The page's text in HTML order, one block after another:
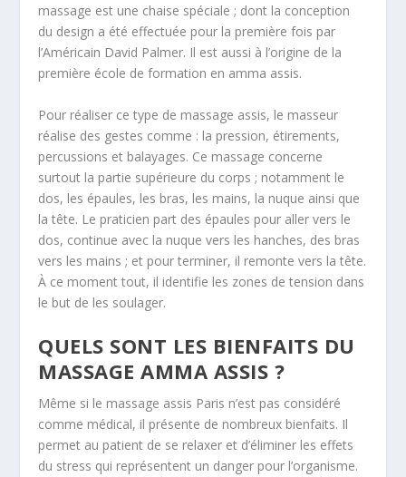
massage est une chaise spéciale ; dont la conception
du design a été effectuée pour la première fois par
l’Américain David Palmer. Il est aussi à l’origine de la
première école de formation en amma assis.
Pour réaliser ce type de massage assis, le masseur
réalise des gestes comme : la pression, étirements,
percussions et balayages. Ce massage concerne
surtout la partie supérieure du corps ; notamment le
dos, les épaules, les bras, les mains, la nuque ainsi que
la tête. Le praticien part des épaules pour aller vers le
dos, continue avec la nuque vers les hanches, des bras
vers les mains ; et pour terminer, il remonte vers la tête.
À ce moment tout, il identifie les zones de tension dans
le but de les soulager.
QUELS SONT LES BIENFAITS DU
MASSAGE AMMA ASSIS ?
Même si le massage assis Paris n’est pas considéré
comme médical, il présente de nombreux bienfaits. Il
permet au patient de se relaxer et d’éliminer les effets
du stress qui représentent un danger pour l’organisme.